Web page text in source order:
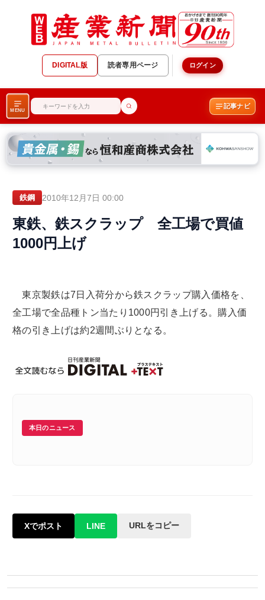
DIGITAL版 読者専用ページ ログイン
MENU
記事ナビ
鉄鋼 2010年12月7日 00:00
東鉄、鉄スクラップ 全工場で買値
1000円上げ
東京製鉄は7日入荷分から鉄スクラップ購入価格を、
全工場で全品種トン当たり1000円引き上げる。購入価
格の引き上げは約2週間ぶりとなる。
本日のニュース
Xでポスト LINE URLをコピー